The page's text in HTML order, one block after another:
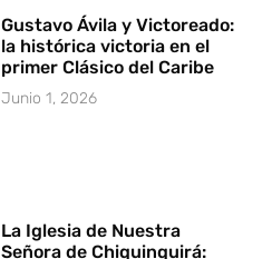
Gustavo Ávila y Victoreado:
la histórica victoria en el
primer Clásico del Caribe
Junio 1, 2026
La Iglesia de Nuestra
Señora de Chiquinquirá: